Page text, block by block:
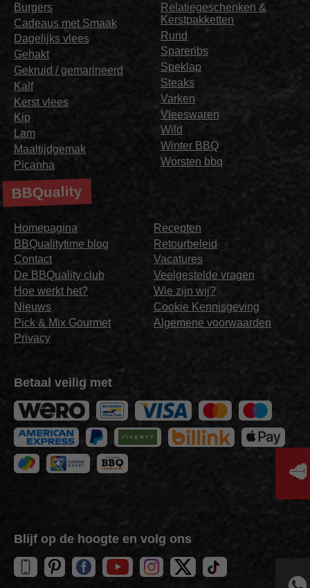
Burgers
Cadeaus met Smaak
Dagelijks vlees
Gehakt
Gekruid / gemarineerd
Kalf
Kerst vlees
Kip
Lam
Maaltijdgemak
Picanha
Relatiegeschenken &
Kerstpakketten
Rund
Spareribs
Speklap
Steaks
Varken
Vleeswaren
Wild
Winter BBQ
Worsten bbq
BBQuality
Homepagina
BBQualitytime blog
Contact
De BBQuality club
Hoe werkt het?
Nieuws
Pick & Mix Gourmet
Privacy
Recepten
Retourbeleid
Vacatures
Veelgestelde vragen
Wie zijn wij?
Cookie Kennisgeving
Algemene voorwaarden
Betaal veilig met
Blijf op de hoogte en volg ons
🥩